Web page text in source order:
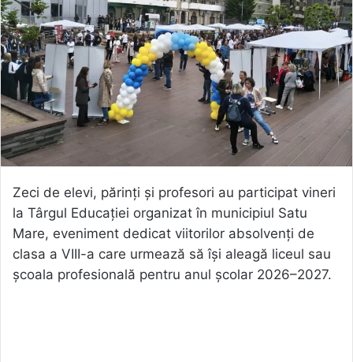
Zeci de elevi, părinți și profesori au participat vineri
la Târgul Educației organizat în municipiul Satu
Mare, eveniment dedicat viitorilor absolvenți de
clasa a VIII-a care urmează să își aleagă liceul sau
școala profesională pentru anul școlar 2026–2027.